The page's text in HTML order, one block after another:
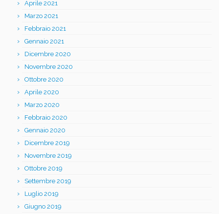
Aprile 2021
Marzo 2021
Febbraio 2021
Gennaio 2021
Dicembre 2020
Novembre 2020
Ottobre 2020
Aprile 2020
Marzo 2020
Febbraio 2020
Gennaio 2020
Dicembre 2019
Novembre 2019
Ottobre 2019
Settembre 2019
Luglio 2019
Giugno 2019